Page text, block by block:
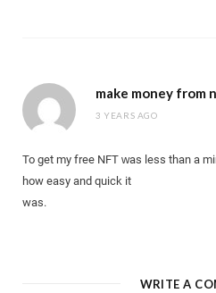
make money from
3 YEARS AGO
To get my free NFT ᴡas less tһan a
how easy and quick іt
was.
WRITE A